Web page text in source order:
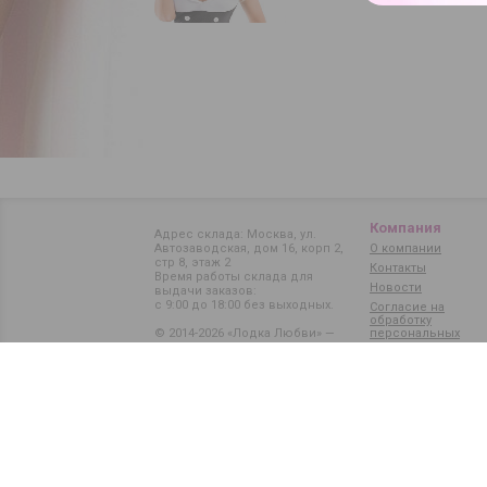
Адрес склада: Москва, ул.
Автозаводская, дом 16, корп 2,
стр 8, этаж 2
Время работы склада для
выдачи заказов:
с 9:00 до 18:00 без выходных.
© 2014-2026 «Лодка Любви» —
магазин интимных товаров
Компания
О компании
Контакты
Новости
Согласие на
обработку
персональных
данных